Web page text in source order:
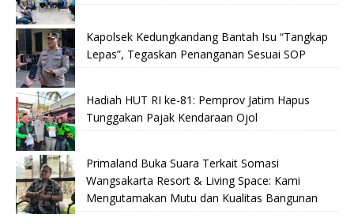
Kapolsek Kedungkandang Bantah Isu “Tangkap
Lepas”, Tegaskan Penanganan Sesuai SOP
Hadiah HUT RI ke-81: Pemprov Jatim Hapus
Tunggakan Pajak Kendaraan Ojol
Primaland Buka Suara Terkait Somasi
Wangsakarta Resort & Living Space: Kami
Mengutamakan Mutu dan Kualitas Bangunan